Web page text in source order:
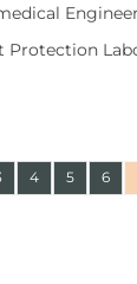
Protection
4 5 6